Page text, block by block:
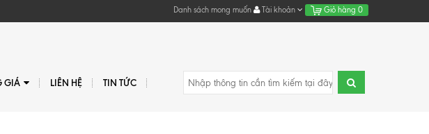
Danh sách mong muốn Tài khoản Giỏ hàng 0
GIÁ LIÊN HỆ TIN TỨC